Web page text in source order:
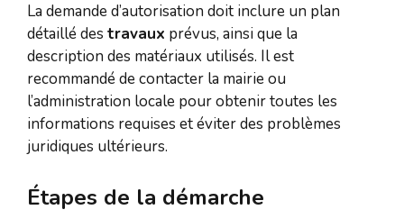
La demande d’autorisation doit inclure un plan
détaillé des travaux prévus, ainsi que la
description des matériaux utilisés. Il est
recommandé de contacter la mairie ou
l’administration locale pour obtenir toutes les
informations requises et éviter des problèmes
juridiques ultérieurs.
Étapes de la démarche